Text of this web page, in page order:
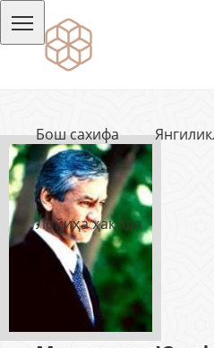
Бош сахифа
Лойиҳа ҳақида